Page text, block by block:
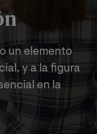
un elemento
y a la figura
en la